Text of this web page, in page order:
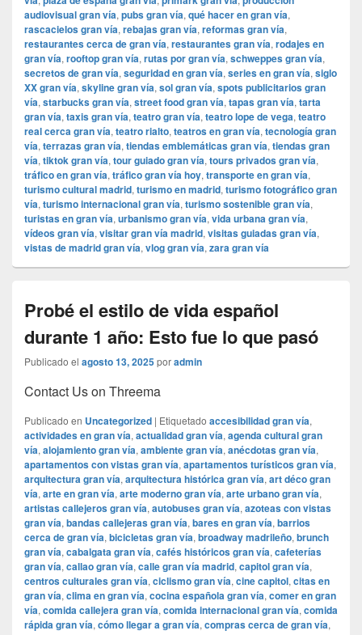
audiovisual gran vía, pubs gran vía, qué hacer en gran vía,
rascacielos gran vía, rebajas gran vía, reformas gran vía,
restaurantes cerca de gran vía, restaurantes gran vía, rodajes en
gran vía, rooftop gran vía, rutas por gran vía, schweppes gran vía,
secretos de gran vía, seguridad en gran vía, series en gran vía, siglo
XX gran vía, skyline gran vía, sol gran vía, spots publicitarios gran
vía, starbucks gran vía, street food gran vía, tapas gran vía, tarta
gran vía, taxis gran vía, teatro gran vía, teatro lope de vega, teatro
real cerca gran vía, teatro rialto, teatros en gran vía, tecnología gran
vía, terrazas gran vía, tiendas emblemáticas gran vía, tiendas gran
vía, tiktok gran vía, tour guiado gran vía, tours privados gran vía,
tráfico en gran vía, tráfico gran vía hoy, transporte en gran vía,
turismo cultural madrid, turismo en madrid, turismo fotográfico gran
vía, turismo internacional gran vía, turismo sostenible gran vía,
turistas en gran vía, urbanismo gran vía, vida urbana gran vía,
vídeos gran vía, visitar gran vía madrid, visitas guiadas gran vía,
vistas de madrid gran vía, vlog gran vía, zara gran vía
Probé el estilo de vida español
durante 1 año: Esto fue lo que pasó
Publicado el agosto 13, 2025poradmin
Contact Us on Threema
Publicado en Uncategorized | Etiquetado accesibilidad gran vía,
actividades en gran vía, actualidad gran vía, agenda cultural gran
vía, alojamiento gran vía, ambiente gran vía, anécdotas gran vía,
apartamentos con vistas gran vía, apartamentos turísticos gran vía,
arquitectura gran vía, arquitectura histórica gran vía, art déco gran
vía, arte en gran vía, arte moderno gran vía, arte urbano gran vía,
artistas callejeros gran vía, autobuses gran vía, azoteas con vistas
gran vía, bandas callejeras gran vía, bares en gran vía, barrios
cerca de gran vía, bicicletas gran vía, broadway madrileño, brunch
gran vía, cabalgata gran vía, cafés históricos gran vía, cafeterías
gran vía, callao gran vía, calle gran vía madrid, capitol gran vía,
centros culturales gran vía, ciclismo gran vía, cine capitol, citas en
gran vía, clima en gran vía, cocina española gran vía, comer en gran
vía, comida callejera gran vía, comida internacional gran vía, comida
rápida gran vía, cómo llegar a gran vía, compras cerca de gran vía,